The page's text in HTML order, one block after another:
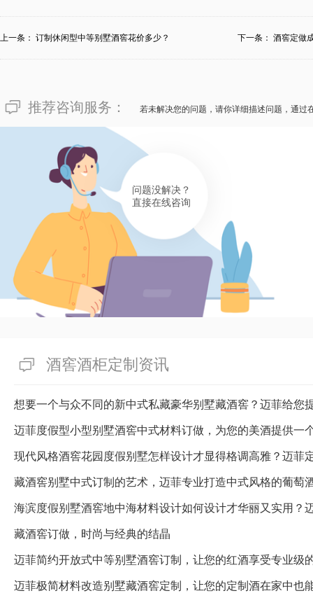
上一条： 订制休闲型中等别墅酒窖花价多少？ 下一条： 酒窖定做
推荐咨询服务： 若未解决您的问题，请你详细描述问题，通过
问题没解决？
直接在线咨询
酒窖酒柜定制资讯
想要一个与众不同的新中式私藏豪华别墅藏酒窖？迈菲给您
迈菲度假型小型别墅酒窖中式材料订做，为您的美酒提供一
藏酒窖别墅中式订制的艺术，迈菲专业打造中式风格的葡萄
海滨度假别墅酒窖地中海材料设计如何设计才华丽又实用？
藏酒窖订做，时尚与经典的结晶
迈菲简约开放式中等别墅酒窖订制，让您的红酒享受专业级
迈菲极简材料改造别墅藏酒窖定制，让您的定制酒在家中也